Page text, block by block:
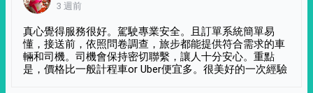
3 週前
真心覺得服務很好。駕駛專業安全。且訂單系統簡單易
懂，接送前，依照問卷調查，旅步都能提供符合需求的車
輛和司機。司機會保持密切聯繫，讓人十分安心。重點
是，價格比一般計程車or Uber便宜多。很美好的一次經驗